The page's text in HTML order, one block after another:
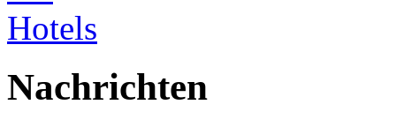
Nachrichten